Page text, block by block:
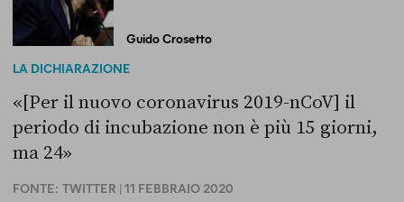
Guido Crosetto
LA DICHIARAZIONE
«[Per il nuovo coronavirus 2019-nCoV] il
periodo di incubazione non è più 15 giorni,
ma 24»
FONTE: TWITTER | 11 FEBBRAIO 2020